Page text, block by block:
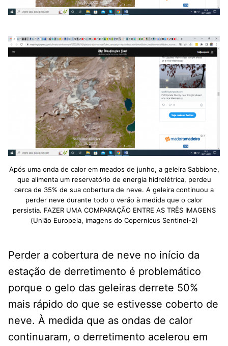
Após uma onda de calor em meados de junho, a geleira Sabbione,
que alimenta um reservatório de energia hidrelétrica, perdeu
cerca de 35% de sua cobertura de neve. A geleira continuou a
perder neve durante todo o verão à medida que o calor
persistia. FAZER UMA COMPARAÇÃO ENTRE AS TRÊS IMAGENS
(União Europeia, imagens do Copernicus Sentinel-2)
Perder a cobertura de neve no início da
estação de derretimento é problemático
porque o gelo das geleiras derrete 50%
mais rápido do que se estivesse coberto de
neve. À medida que as ondas de calor
continuaram, o derretimento acelerou em